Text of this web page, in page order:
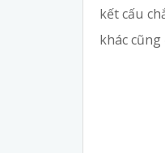
kết cấu
khác